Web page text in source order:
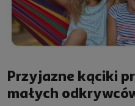
Przyjazne kąciki
małych